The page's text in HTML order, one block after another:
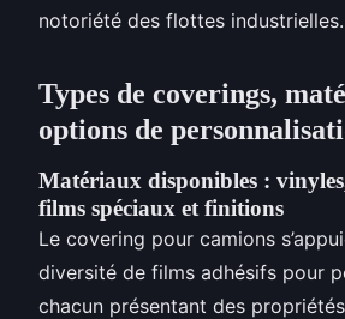
notoriété des flottes industrielles.
Types de coverings,
options de
Matériaux disponibles :
films spéciaux et finitions
Le covering pour camions
diversité de films adhésifs pour
chacun présentant des